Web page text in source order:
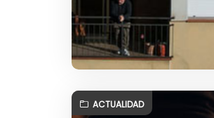
ACTUALIDAD